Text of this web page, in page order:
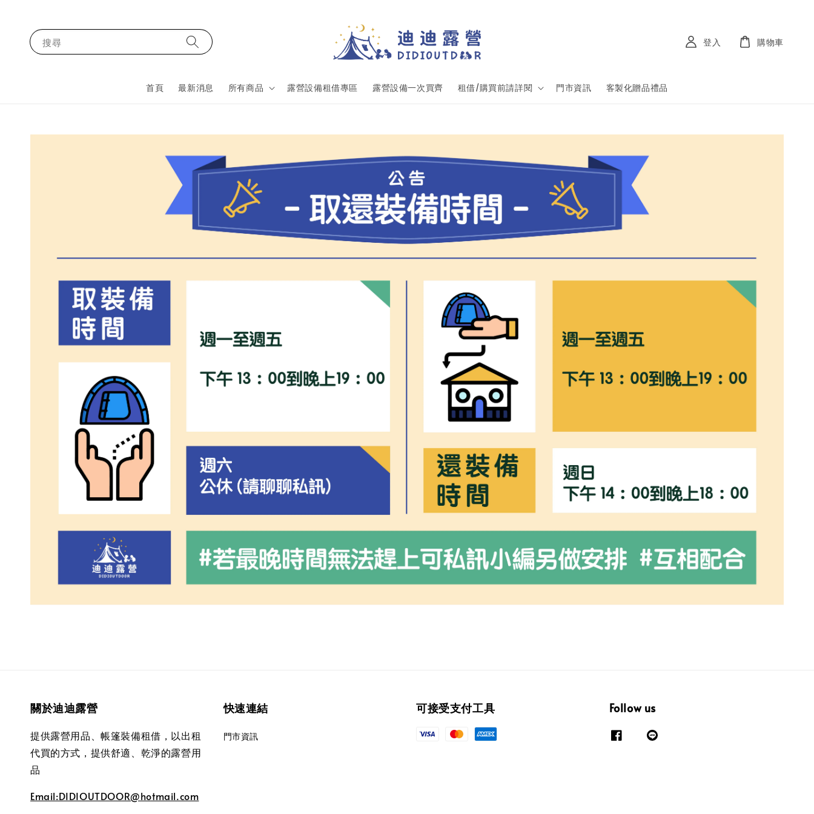
搜尋
首頁 最新消息 所有商品 露營設備租借專區 露營設備一次買齊 租借/購買前請詳閱 門市資訊 客製化贈品禮品
登入 購物車
關於迪迪露營
提供露營用品、帳篷裝備租借，以出租
代買的方式，提供舒適、乾淨的露營用
品
Email:DIDIOUTDOOR@hotmail.com
快速連結
門市資訊
可接受支付工具 Follow us